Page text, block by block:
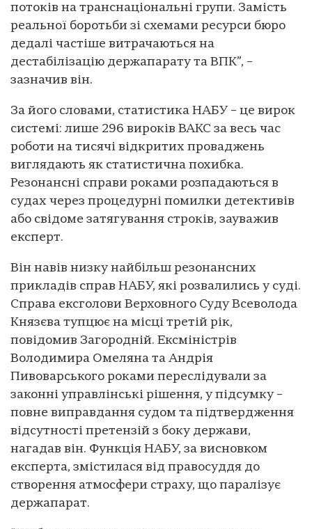
потоків на транснаціональні групи. Замість
реальної боротьби зі схемами ресурси бюро
дедалі частіше витрачаються на
дестабілізацію держапарату та ВПК”, –
зазначив він.
За його словами, статистика НАБУ – це вирок
системі: лише 296 вироків ВАКС за весь час
роботи на тисячі відкритих проваджень
виглядають як статистична похибка.
Резонансні справи роками розпадаються в
судах через процедурні помилки детективів
або свідоме затягування строків, зауважив
експерт.
Він навів низку найбільш резонансних
прикладів справ НАБУ, які розвалились у суді.
Справа ексголови Верховного Суду Всеволода
Князєва тупцює на місці третій рік,
повідомив Загородній. Ексміністрів
Володимира Омеляна та Андрія
Пивоварського роками переслідували за
законні управлінські рішення, у підсумку –
повне виправдання судом та підтвердження
відсутності претензій з боку держави,
нагадав він. Функція НАБУ, за висновком
експерта, змістилася від правосуддя до
створення атмосфери страху, що паралізує
держапарат.